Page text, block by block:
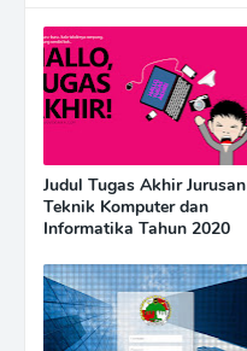
Judul Tugas Akhir Jurusan
Teknik Komputer dan
Informatika Tahun 2020